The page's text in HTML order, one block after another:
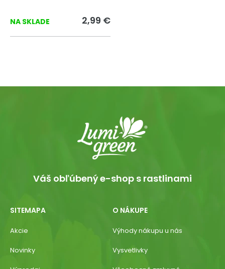
NA SKLADE 2,99 €
Váš obľúbený e-shop s rastlinami
SITEMAPA
Akcie
Novinky
O NÁKUPE
Výhody nákupu u nás
Vysvetlivky